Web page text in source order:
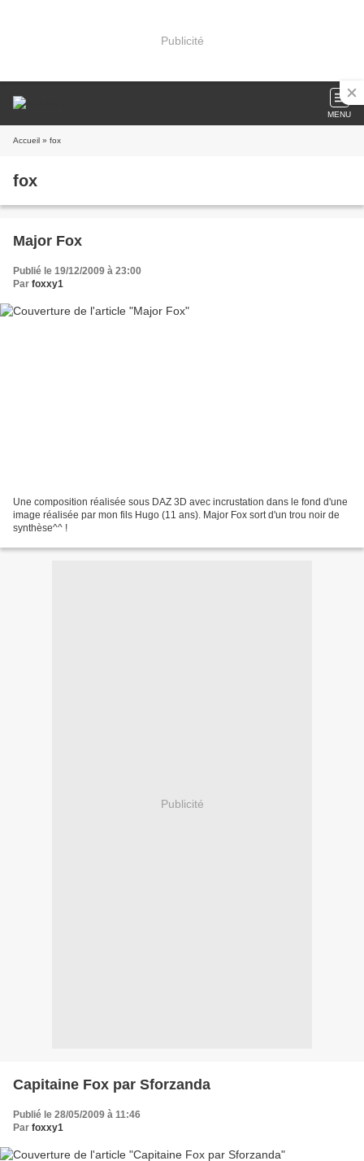
Publicité
MENU
Accueil » fox
fox
Major Fox
Publié le 19/12/2009 à 23:00
Par foxxy1
Une composition réalisée sous DAZ 3D avec incrustation dans le fond d'une
image réalisée par mon fils Hugo (11 ans). Major Fox sort d'un trou noir de
synthèse^^ !
Publicité
Capitaine Fox par Sforzanda
Publié le 28/05/2009 à 11:46
Par foxxy1